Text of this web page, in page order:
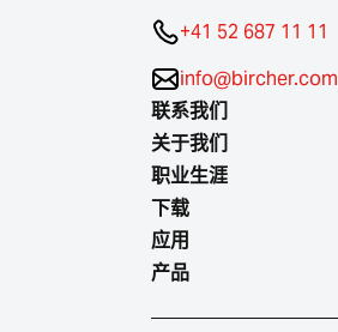
+41 52 687 11 11
info@bircher.com
联系我们
关于我们
职业生涯
下载
应用
产品